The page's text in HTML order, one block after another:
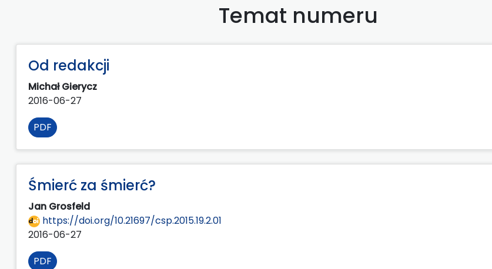
Temat numeru
Od redakcji
Michał Gierycz
2016-06-27
PDF
Śmierć za śmierć?
Jan Grosfeld
https://doi.org/10.21697/csp.2015.19.2.01
2016-06-27
PDF